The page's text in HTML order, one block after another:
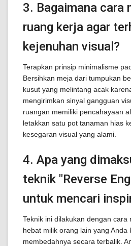
3. Bagaimana cara
ruang kerja agar
kejenuhan visual?
Terapkan prinsip minimalisme
Bersihkan meja dari tumpukan
kusut yang melintang acak
mengirimkan sinyal gangguan
ruangan memiliki pencahayaan
letakkan satu pot tanaman hias
kesegaran visual yang alami.
4. Apa yang
teknik "Reverse
untuk mencari
Teknik ini dilakukan dengan cara
hebat milik orang lain yang Anda
membedahnya secara terbalik.